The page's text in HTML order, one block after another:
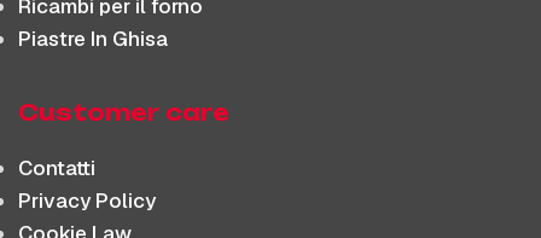
Ricambi per il forno
Piastre In Ghisa
Customer care
Contatti
Privacy Policy